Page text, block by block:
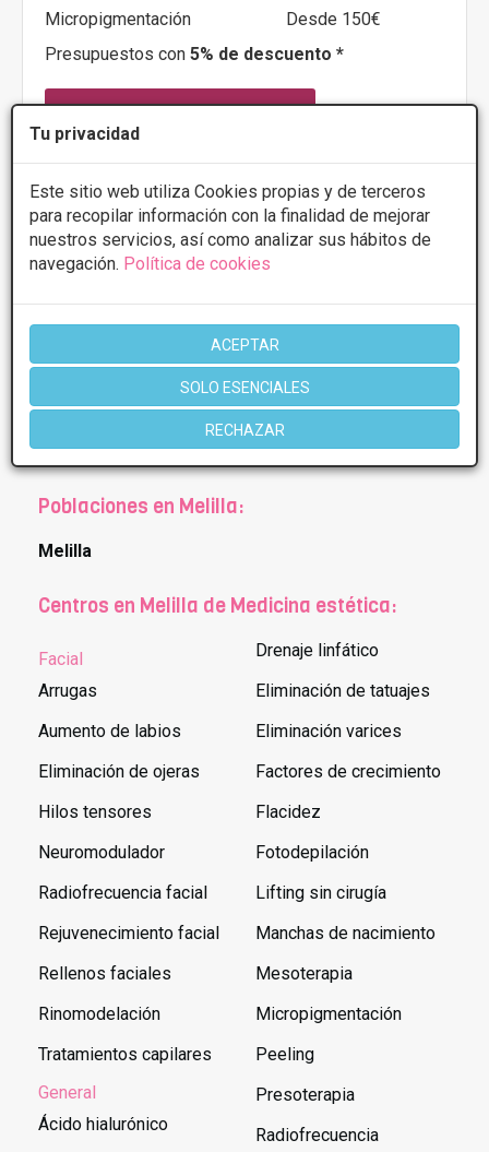
Tu privacidad
Este sitio web utiliza Cookies propias y de terceros
para recopilar información con la finalidad de mejorar
nuestros servicios, así como analizar sus hábitos de
navegación. Política de cookies
ACEPTAR
SOLO ESENCIALES
RECHAZAR
Micropigmentación
Desde 150€
Presupuestos con 5% de descuento *
CONSULTAR/CITA/PRESUPUESTO
Más información
1 de 1
* Información orientativa, el descuento puede variar en función del
tratamiento y centro elegidos. Consulte los centros para conocer las
ofertas y descuentos que ofrecen.
Poblaciones en Melilla:
Melilla
Centros en Melilla de Medicina estética:
Facial
Arrugas
Aumento de labios
Eliminación de ojeras
Hilos tensores
Neuromodulador
Radiofrecuencia facial
Rejuvenecimiento facial
Rellenos faciales
Rinomodelación
Tratamientos capilares
General
Ácido hialurónico
Drenaje linfático
Eliminación de tatuajes
Eliminación varices
Factores de crecimiento
Flacidez
Fotodepilación
Lifting sin cirugía
Manchas de nacimiento
Mesoterapia
Micropigmentación
Peeling
Presoterapia
Radiofrecuencia